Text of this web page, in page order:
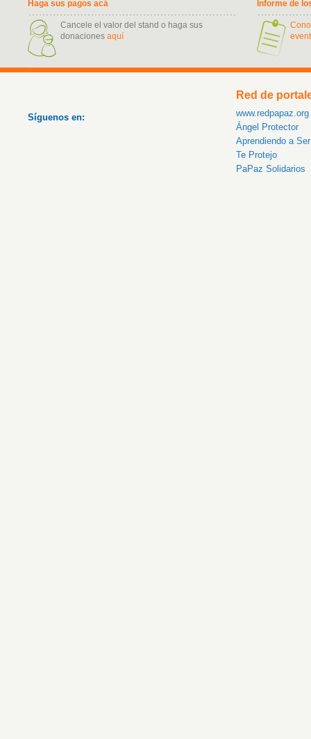
Haga sus pagos acá
Cancele el valor del stand o haga sus
donaciones aquí
Informe de
Síguenos en:
Red de
www.redpapaz.org
Ángel Protector
Aprendiendo a
Te Protejo
PaPaz Solidarios